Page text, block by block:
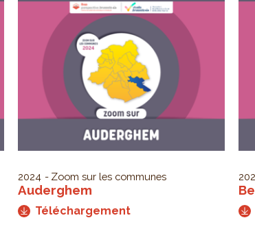
2024 Zoom sur les communes
Auderghem
Téléchargement